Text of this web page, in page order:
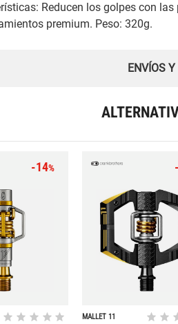
Reducen los golpes con
premium. Peso: 320g.
ENVÍOS
-14%
MALLET 11